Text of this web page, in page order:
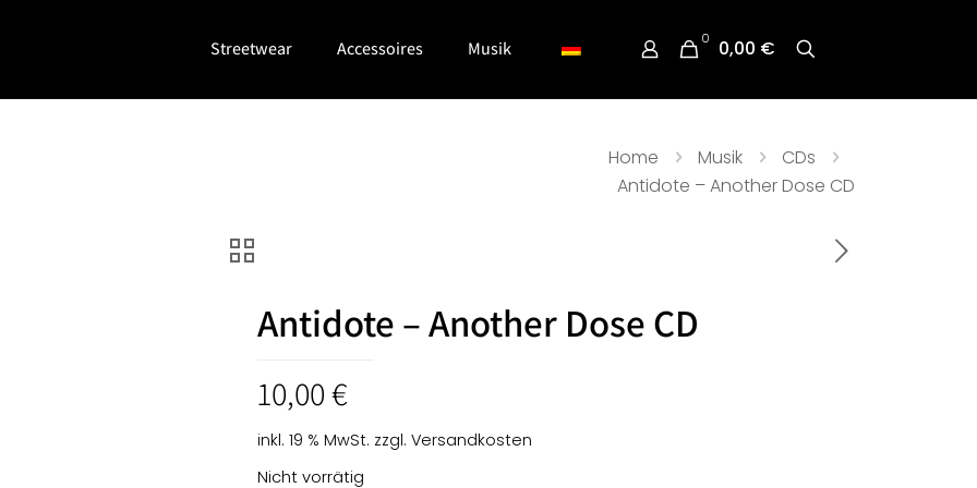
Streetwear Accessoires Musik 0 0,00 €
Home Musik
CDs
Antidote – Another Dose CD
Antidote – Another Dose CD
10,00€
inkl. 19 % MwSt. zzgl. Versandkosten
Nicht vorrätig